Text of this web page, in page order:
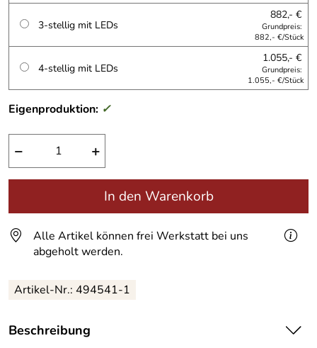
3-stellig mit LEDs
882,- €
Grundpreis:
882,- €/Stück
4-stellig mit LEDs
1.055,- €
Grundpreis:
1.055,- €/Stück
Eigenproduktion: ✓
− +
In den Warenkorb
Alle Artikel können frei Werkstatt bei uns
abgeholt werden.
Artikel-Nr.: 494541-1
Beschreibung